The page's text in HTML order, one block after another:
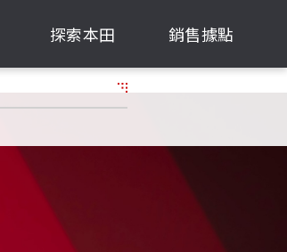
探索本田 銷售據點